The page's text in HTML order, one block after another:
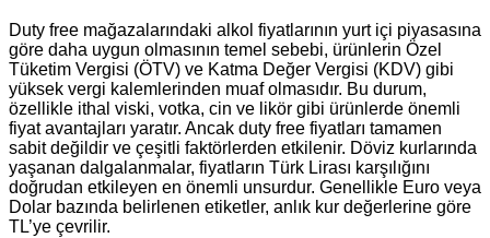
Duty free mağazalarındaki alkol fiyatlarının yurt içi piyasasına
göre daha uygun olmasının temel sebebi, ürünlerin Özel
Tüketim Vergisi (ÖTV) ve Katma Değer Vergisi (KDV) gibi
yüksek vergi kalemlerinden muaf olmasıdır. Bu durum,
özellikle ithal viski, votka, cin ve likör gibi ürünlerde önemli
fiyat avantajları yaratır. Ancak duty free fiyatları tamamen
sabit değildir ve çeşitli faktörlerden etkilenir. Döviz kurlarında
yaşanan dalgalanmalar, fiyatların Türk Lirası karşılığını
doğrudan etkileyen en önemli unsurdur. Genellikle Euro veya
Dolar bazında belirlenen etiketler, anlık kur değerlerine göre
TL’ye çevrilir.